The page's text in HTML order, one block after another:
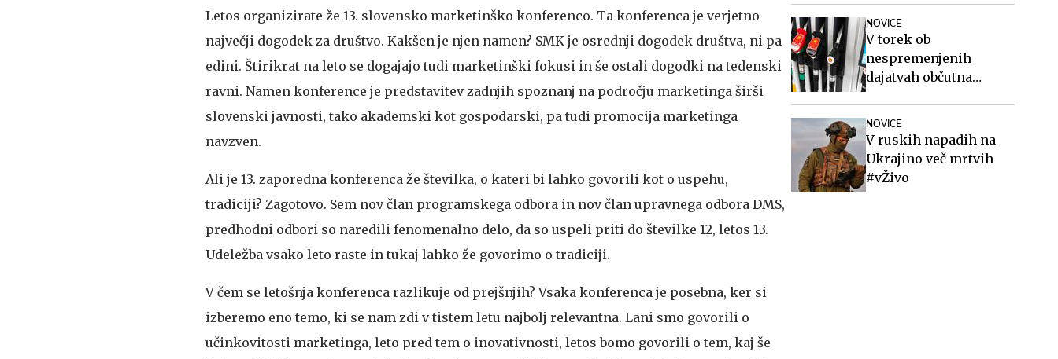
Letos organizirate že 13. slovensko marketinško konferenco. Ta konferenca je verjetno
največji dogodek za društvo. Kakšen je njen namen? SMK je osrednji dogodek društva, ni pa
edini. Štirikrat na leto se dogajajo tudi marketinški fokusi in še ostali dogodki na tedenski
ravni. Namen konference je predstavitev zadnjih spoznanj na področju marketinga širši
slovenski javnosti, tako akademski kot gospodarski, pa tudi promocija marketinga
navzven.
Ali je 13. zaporedna konferenca že številka, o kateri bi lahko govorili kot o uspehu,
tradiciji? Zagotovo. Sem nov član programskega odbora in nov član upravnega odbora DMS,
predhodni odbori so naredili fenomenalno delo, da so uspeli priti do številke 12, letos 13.
Udeležba vsako leto raste in tukaj lahko že govorimo o tradiciji.
V čem se letošnja konferenca razlikuje od prejšnjih? Vsaka konferenca je posebna, ker si
izberemo eno temo, ki se nam zdi v tistem letu najbolj relevantna. Lani smo govorili o
učinkovitosti marketinga, leto pred tem o inovativnosti, letos bomo govorili o tem, kaj še
NOVICE
V torek ob
nespremenjenih
dajatvah občutna
NOVICE
V ruskih napadih na
Ukrajino več mrtvih
#vŽivo